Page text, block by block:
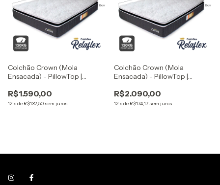
Colchão Crown (Mola
Ensacada) - PillowTop |
cm
R$1.590,00
12x de R$132,50 sem juros
Colchão Crown (Mola
Ensacada) - PillowTop |
cm
R$2.090,00
12x de R$174,17 sem juros